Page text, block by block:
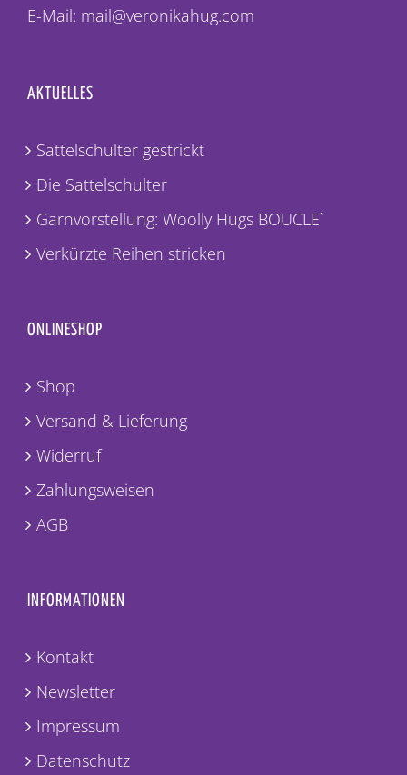
E-Mail: mail@veronikahug.com
AKTUELLES
Sattelschulter gestrickt
Die Sattelschulter
Garnvorstellung: Woolly Hugs BOUCLE`
Verkürzte Reihen stricken
ONLINESHOP
Shop
Versand & Lieferung
Widerruf
Zahlungsweisen
AGB
INFORMATIONEN
Kontakt
Newsletter
Impressum
Datenschutz